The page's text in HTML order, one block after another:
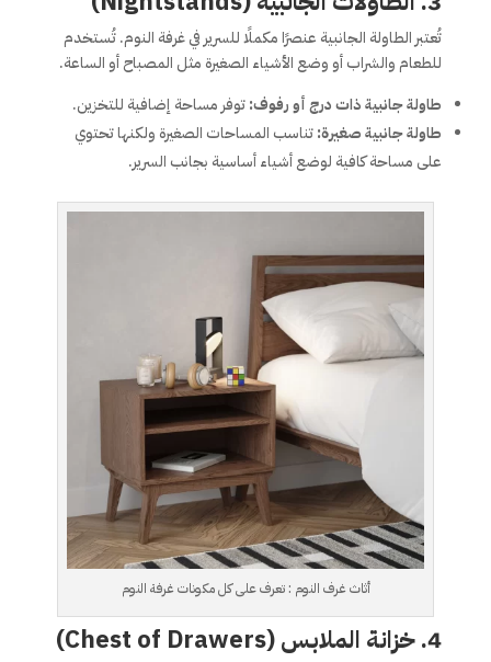
تُعتبر الطاولة الجانبية عنصرًا مكملًا للسرير في غرفة النوم. تُستخدم
للطعام والشراب أو وضع الأشياء الصغيرة مثل المصباح أو الساعة.
طاولة جانبية ذات درج أو رفوف:توفر مساحة إضافية للتخزين.
طاولة جانبية صغيرة:تناسب المساحات الصغيرة ولكنها تحتوي
على مساحة كافية لوضع أشياء أساسية بجانب السرير.
أثاث غرف النوم : تعرف على كل مكونات غرفة النوم
4. خزانة الملابس (Chest of Drawers)